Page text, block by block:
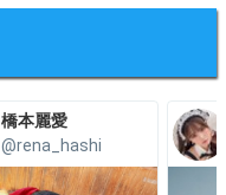
橋本麗愛
@rena_hashi